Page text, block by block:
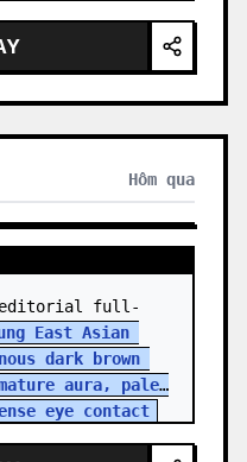
Hôm qua
editorial full-
East Asian
dark brown
aura, pale
eye contact